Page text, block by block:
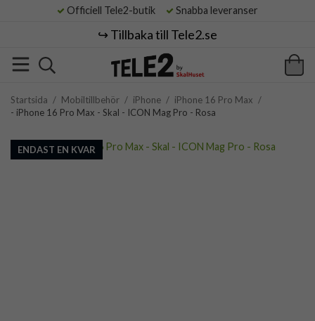
Officiell Tele2-butik Snabba leveranser
↪️ Tillbaka till Tele2.se
Startsida / Mobiltillbehör / iPhone / iPhone 16 Pro Max /
- iPhone 16 Pro Max - Skal - ICON Mag Pro - Rosa
ENDAST EN KVAR